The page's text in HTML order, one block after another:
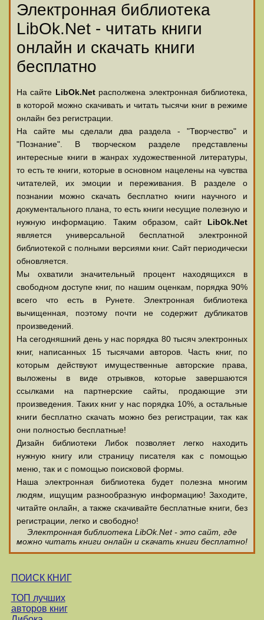
Электронная библиотека
LibOk.Net - читать книги
онлайн и скачать книги
бесплатно
На сайте LibOk.Netрасполжена электронная библиотека,
в которой можно скачивать и читать тысячи книг в режиме
онлайн без регистрации.
На сайте мы сделали два раздела - "Творчество" и
"Познание". В творческом разделе представлены
интересные книги в жанрах художественной литературы,
то есть те книги, которые в основном нацелены на чувства
читателей, их эмоции и переживания. В разделе о
познании можно скачать бесплатно книги научного и
документального плана, то есть книги несущие полезную и
нужную информацию. Таким образом, сайт LibOk.Net
является универсальной бесплатной электронной
библиотекой с полными версиями книг. Сайт периодически
обновляется.
Мы охватили значительный процент находящихся в
свободном доступе книг, по нашим оценкам, порядка 90%
всего что есть в Рунете. Электронная библиотека
вычищенная, поэтому почти не содержит дубликатов
произведений.
На сегодняшний день у нас порядка 80 тысяч электронных
книг, написанных 15 тысячами авторов. Часть книг, по
которым действуют имущественные авторские права,
выложены в виде отрывков, которые завершаются
ссылками на партнерские сайты, продающие эти
произведения. Таких книг у нас порядка 10%, а остальные
книги бесплатно скачать можно без регистрации, так как
они полностью бесплатные!
Дизайн библиотеки Либок позволяет легко находить
нужную книгу или страницу писателя как с помощью
меню, так и с помощью поисковой формы.
Наша электронная библиотека будет полезна многим
людям, ищущим разнообразную информацию! Заходите,
читайте онлайн, а также скачивайте бесплатные книги, без
регистрации, легко и свободно!
Электронная библиотека LibOk.Net - это сайт, где
можно читать книги онлайн и скачать книги бесплатно!
ПОИСК КНИГ
ТОП лучших
авторов книг